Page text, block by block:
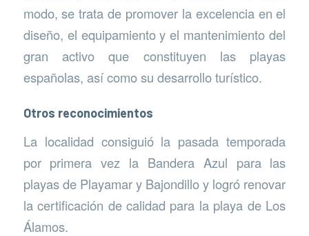
modo, se trata de promover la excelencia en el
diseño, el equipamiento y el mantenimiento del
gran activo que constituyen las playas
españolas, así como su desarrollo turístico.
Otros reconocimientos
La localidad consiguió la pasada temporada
por primera vez la Bandera Azul para las
playas de Playamar y Bajondillo y logró renovar
la certificación de calidad para la playa de Los
Álamos.